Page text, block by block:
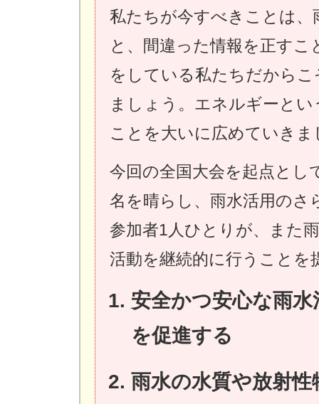
私たちが今すべきことは
と、間違った情報を正す
をしている私たちだから
ましょう。エネルギーと
ことを大いに広めていきま
今回の全国大会を起点とし
名を晴らし、雨水活用のさ
参加者1人ひとりが、また
活動を継続的に行うことを
安全かつ安心な雨
を促進する
雨水の水質や放射